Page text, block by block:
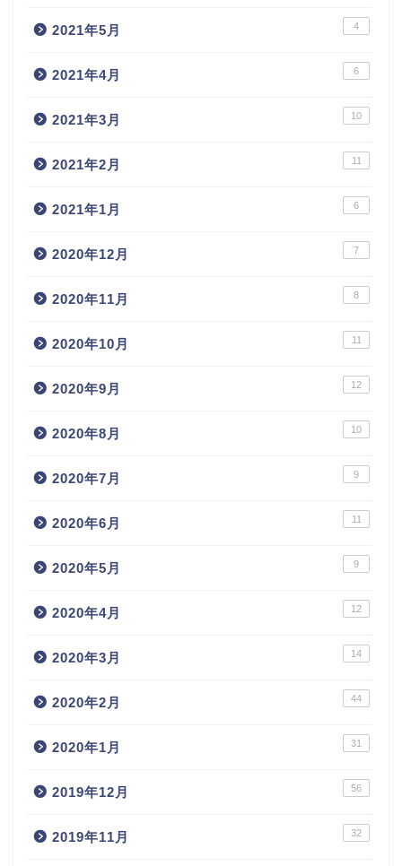
2021年5月 4
2021年4月 6
2021年3月 10
2021年2月 11
2021年1月 6
2020年12月 7
2020年11月 8
2020年10月 11
2020年9月 12
2020年8月 10
2020年7月 9
2020年6月 11
2020年5月 9
2020年4月 12
2020年3月 14
2020年2月 44
2020年1月 31
2019年12月 56
2019年11月 32